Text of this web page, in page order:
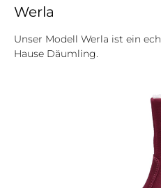
Werla
Unser Modell Werla ist ein
Hause Däumling.